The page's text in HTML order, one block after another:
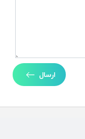
ارسال